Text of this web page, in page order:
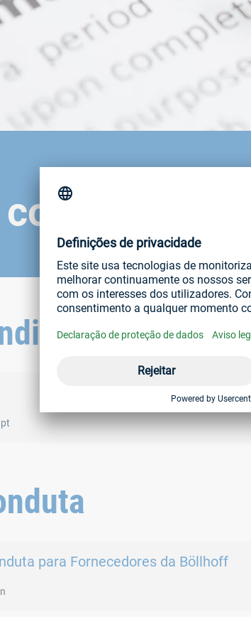
Gerais de
pt
para Fornecedores da Böllhoff